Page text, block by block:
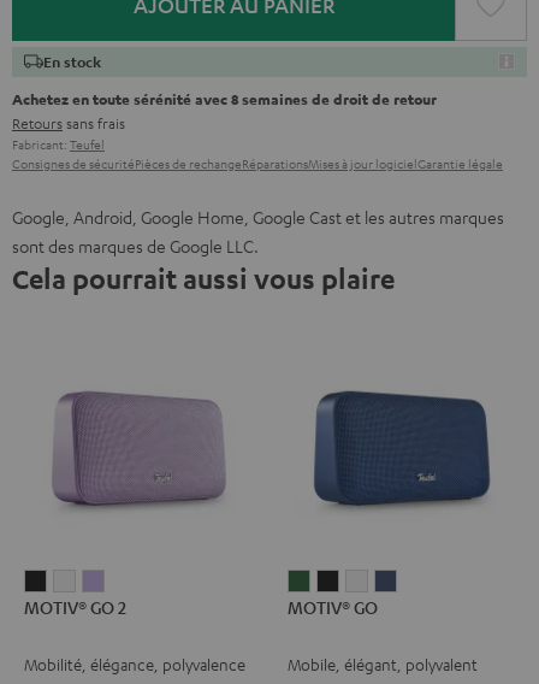
En stock
Achetez en toute sérénité avec 8 semaines de droit de retour
Retourssans frais
Fabricant: Teufel
Consignes de sécuritéPièces de rechangeRéparationsMises à jour logicielGarantie légale
Google, Android, Google Home, Google Cast et les autres marques
sont des marques de Google LLC.
Cela pourrait aussi vous plaire
GO
Night
GO
Silver
GO
Soft
MOTIV® GO 2
Mobilité, élégance, polyvalence
GO
Green
GO
Black
GO
WhiteBlue
MOTIV® GO
Mobile, élégant, polyvalent